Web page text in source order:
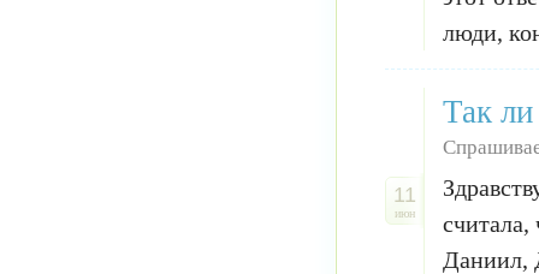
люди,
11
июн
Так
Даниил,